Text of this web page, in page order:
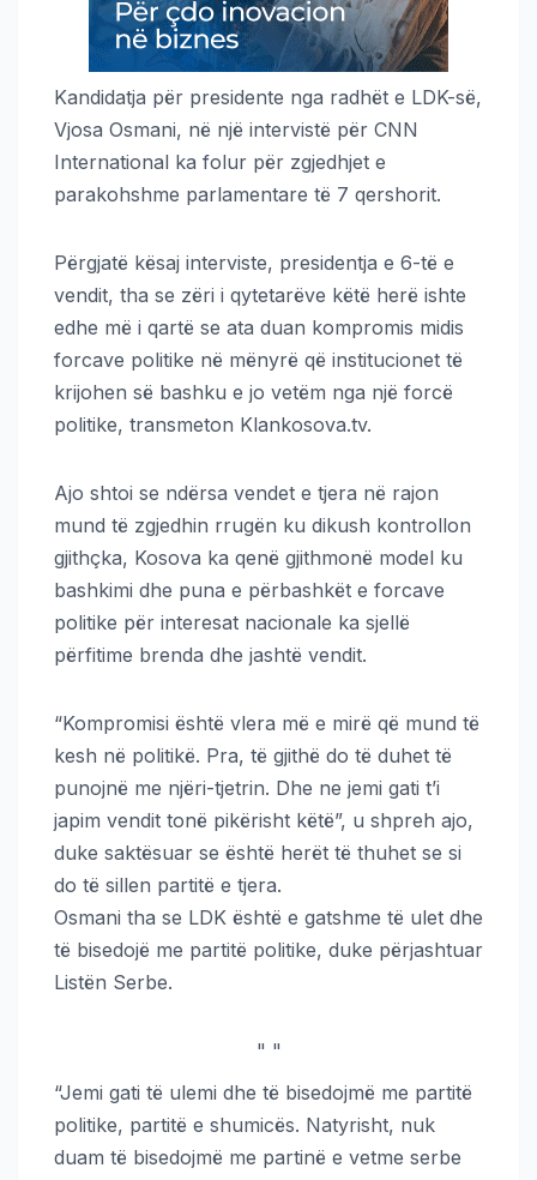
Kandidatja për presidente nga radhët e LDK-së,
Vjosa Osmani, në një intervistë për CNN
International ka folur për zgjedhjet e
parakohshme parlamentare të 7 qershorit.
Përgjatë kësaj interviste, presidentja e 6-të e
vendit, tha se zëri i qytetarëve këtë herë ishte
edhe më i qartë se ata duan kompromis midis
forcave politike në mënyrë që institucionet të
krijohen së bashku e jo vetëm nga një forcë
politike, transmeton Klankosova.tv.
Ajo shtoi se ndërsa vendet e tjera në rajon
mund të zgjedhin rrugën ku dikush kontrollon
gjithçka, Kosova ka qenë gjithmonë model ku
bashkimi dhe puna e përbashkët e forcave
politike për interesat nacionale ka sjellë
përfitime brenda dhe jashtë vendit.
“Kompromisi është vlera më e mirë që mund të
kesh në politikë. Pra, të gjithë do të duhet të
punojnë me njëri-tjetrin. Dhe ne jemi gati t’i
japim vendit tonë pikërisht këtë”, u shpreh ajo,
duke saktësuar se është herët të thuhet se si
do të sillen partitë e tjera.
Osmani tha se LDK është e gatshme të ulet dhe
të bisedojë me partitë politike, duke përjashtuar
Listën Serbe.
" "
“Jemi gati të ulemi dhe të bisedojmë me partitë
politike, partitë e shumicës. Natyrisht, nuk
duam të bisedojmë me partinë e vetme serbe